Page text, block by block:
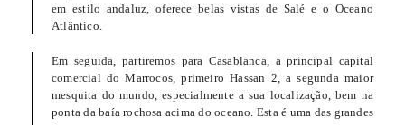
em estilo andaluz, oferece belas vistas de Salé e o Oceano
Atlântico.
Em seguida, partiremos para Casablanca, a principal capital
comercial do Marrocos, primeiro Hassan 2, a segunda maior
mesquita do mundo, especialmente a sua localização, bem na
ponta da baía rochosa acima do oceano. Esta é uma das grandes